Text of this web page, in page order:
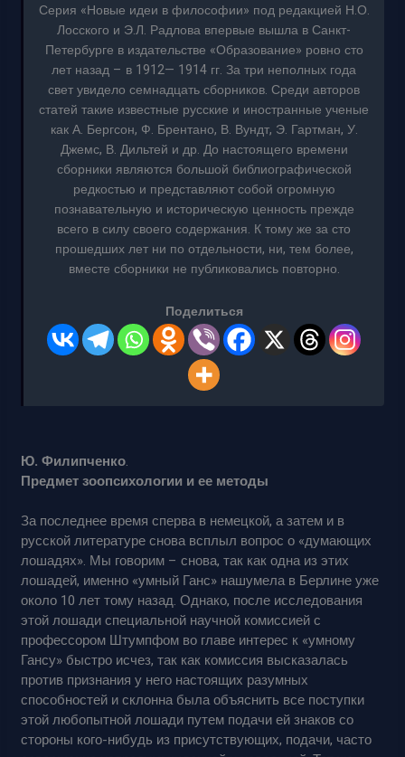
Серия «Новые идеи в философии» под редакцией Н.О.
Лосского и Э.Л. Радлова впервые вышла в Санкт-
Петербурге в издательстве «Образование» ровно сто
лет назад – в 1912— 1914 гг. За три неполных года
свет увидело семнадцать сборников. Среди авторов
статей такие известные русские и иностранные ученые
как А. Бергсон, Ф. Брентано, В. Вундт, Э. Гартман, У.
Джемс, В. Дильтей и др. До настоящего времени
сборники являются большой библиографической
редкостью и представляют собой огромную
познавательную и историческую ценность прежде
всего в силу своего содержания. К тому же за сто
прошедших лет ни по отдельности, ни, тем более,
вместе сборники не публиковались повторно.
Поделиться
Ю. Филипченко.
Предмет зоопсихологии и ее методы
За последнее время сперва в немецкой, а затем и в
русской литературе снова всплыл вопрос о «думающих
лошадях». Мы говорим – снова, так как одна из этих
лошадей, именно «умный Ганс» нашумела в Берлине уже
около 10 лет тому назад. Однако, после исследования
этой лошади специальной научной комиссией с
профессором Штумпфом во главе интерес к «умному
Гансу» быстро исчез, так как комиссия высказалась
против признания у него настоящих разумных
способностей и склонна была объяснить все поступки
этой любопытной лошади путем подачи ей знаков со
стороны кого-нибудь из присутствующих, подачи, часто